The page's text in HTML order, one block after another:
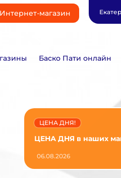
Интернет-магазин
Баско Пати онлайн
ЦЕНА ДНЯ в наших
ЦЕНА ДНЯ!
06.08.2026